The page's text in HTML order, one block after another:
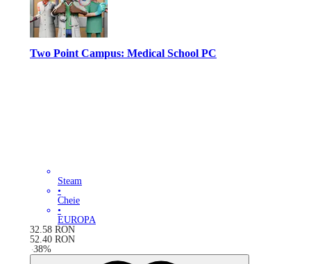
Two Point Campus: Medical School PC
Steam
•
Cheie
•
EUROPA
32.58 RON
52.40 RON
-38%